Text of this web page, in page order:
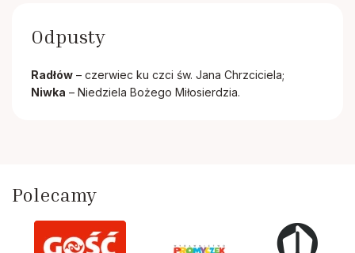
Odpusty
Radłów – czerwiec ku czci św. Jana Chrzciciela;
Niwka – Niedziela Bożego Miłosierdzia.
Polecamy